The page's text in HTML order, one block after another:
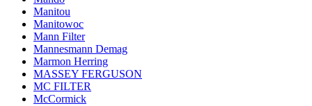
Manitou
Manitowoc
Mann Filter
Mannesmann Demag
Marmon Herring
MASSEY FERGUSON
MC FILTER
McCormick